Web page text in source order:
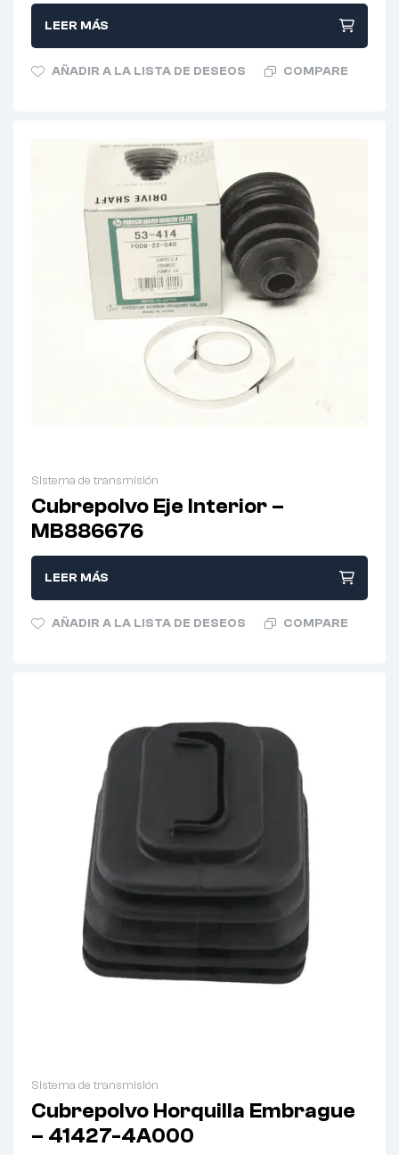
LEER MÁS
AÑADIR A LA LISTA DE DESEOS COMPARE
Sistema de transmisión
Cubrepolvo Eje Interior –
MB886676
LEER MÁS
AÑADIR A LA LISTA DE DESEOS COMPARE
Sistema de transmisión
Cubrepolvo Horquilla Embrague
– 41427-4A000